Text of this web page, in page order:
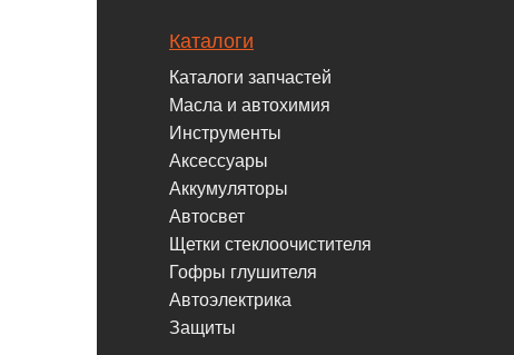
Каталоги
Каталоги запчастей
Масла и автохимия
Инструменты
Аксессуары
Аккумуляторы
Автосвет
Щетки стеклоочистителя
Гофры глушителя
Автоэлектрика
Защиты